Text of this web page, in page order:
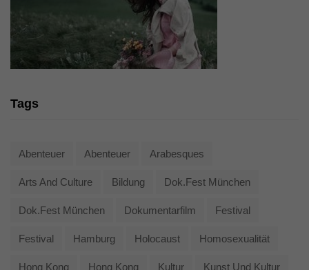
Tags
Abenteuer Abenteuer Arabesques
Arts And Culture Bildung Dok.fest München
Dok.fest München Dokumentarfilm Festival
Festival Hamburg Holocaust Homosexualität
Hong Kong Hong Kong Kultur Kunst Und Kultur